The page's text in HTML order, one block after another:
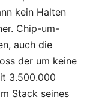
kein Halten
Chip-um-
auch die
der um keine
3.500.000
Stack seines